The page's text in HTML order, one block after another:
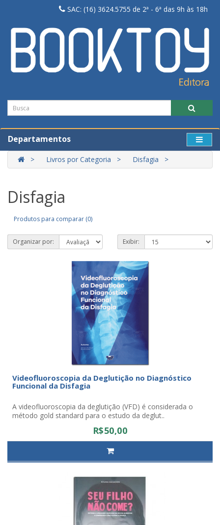
SAC: (16) 3624.5755 de 2ª - 6ª das 9h às 18h
Departamentos
Livros por Categoria Disfagia
Disfagia
Produtos para comparar (0)
Organizar por: Exibir:
Videofluoroscopia da Deglutição no Diagnóstico
Funcional da Disfagia
A videofluoroscopia da deglutição (VFD) é considerada o
método gold standard para o estudo da deglut..
R$50,00